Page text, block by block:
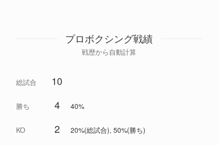
プロボクシング戦績
戦歴から自動計算
総試合 10
勝ち 4 40%
KO 2 20%(総試合), 50%(勝ち)